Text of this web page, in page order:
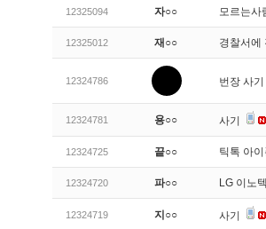
12325094 자○○ 모르는사
12325012 재○○ 경찰서에
12324786 번장 사
12324781 용○○ 사기
12324725 끝○○ 틱톡 아이
12324720 파○○ LG 이노
12324719 지○○ 사기